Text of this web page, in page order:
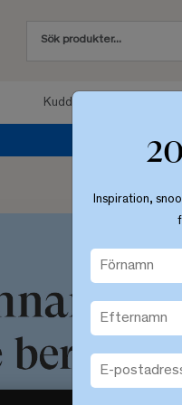
Kuddar
Inspiration,